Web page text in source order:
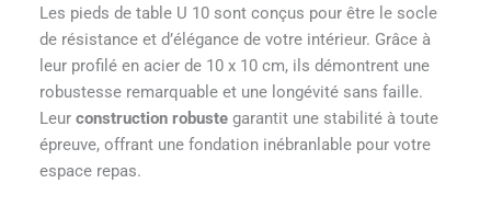
Les pieds de table U 10 sont conçus pour être le socle
de résistance et d’élégance de votre intérieur. Grâce à
leur profilé en acier de 10 x 10 cm, ils démontrent une
robustesse remarquable et une longévité sans faille.
Leur construction robustegarantit une stabilité à toute
épreuve, offrant une fondation inébranlable pour votre
espace repas.